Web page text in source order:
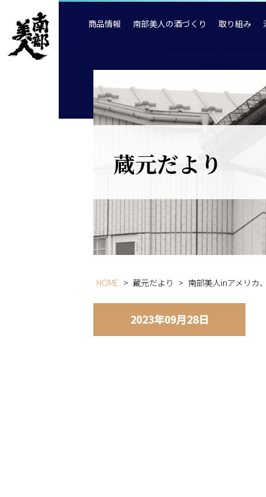
商品情報 南部美人の酒づくり 取り組み
蔵元だより
HOME > 蔵元だより > 南部美人inアメリカ
2023年09月28日